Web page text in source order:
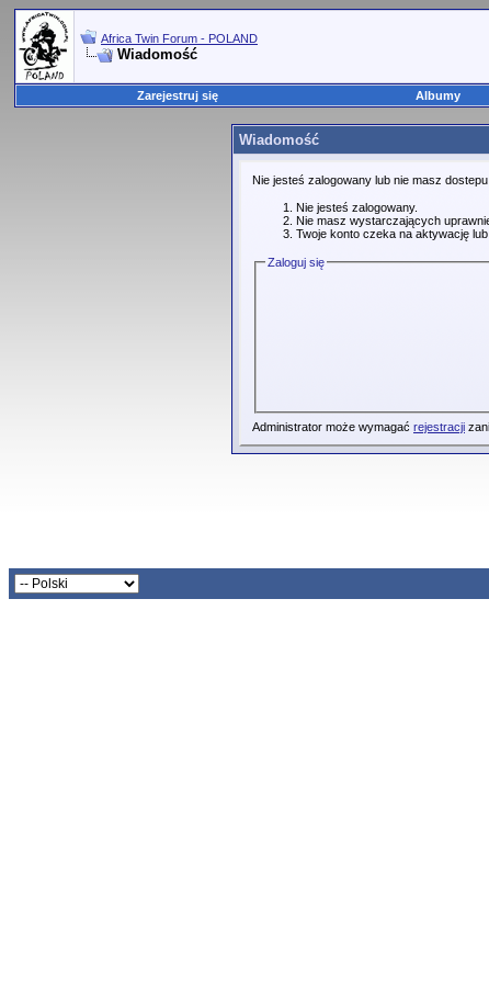
Africa Twin Forum - POLAND
Wiadomość
Zarejestruj się Albumy
Wiadomość
Nie jesteś zalogowany lub nie masz
Nie jesteś zalogowany.
Nie masz wystarczających
Twoje konto czeka na aktywację
Zaloguj się
Administrator może wymagać rejestracji